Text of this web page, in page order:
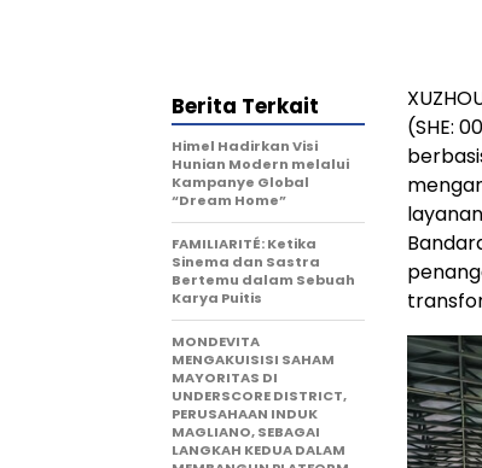
(SHE:
Berita Terkait
Himel Hadirkan Visi
Hunian Modern melalui
Kampanye Global
“Dream Home”
FAMILIARITÉ: Ketika
Sinema dan Sastra
Bertemu dalam Sebuah
Karya Puitis
MONDEVITA
MENGAKUISISI SAHAM
MAYORITAS DI
UNDERSCORE DISTRICT,
PERUSAHAAN INDUK
MAGLIANO, SEBAGAI
LANGKAH KEDUA DALAM